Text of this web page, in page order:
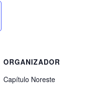
ORGANIZADOR
Capítulo Noreste